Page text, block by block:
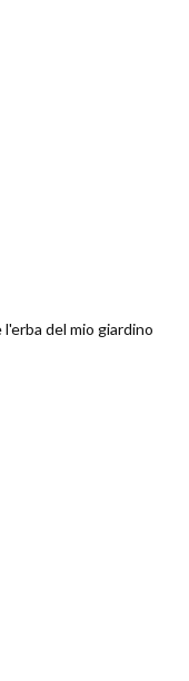
del mio giardino